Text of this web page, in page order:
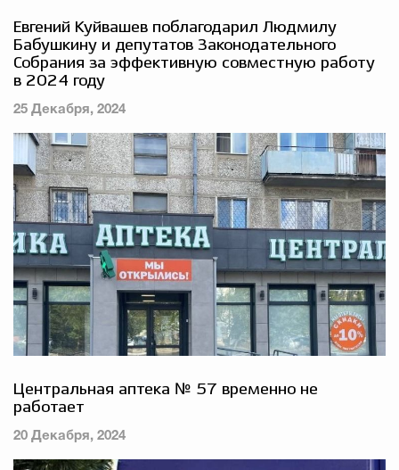
Государственные организации
Евгений Куйвашев поблагодарил Людмилу
Бабушкину и депутатов Законодательного
Собрания за эффективную совместную работу
в 2024 году
25 Декабря, 2024
Центральная аптека № 57 временно не
работает
20 Декабря, 2024